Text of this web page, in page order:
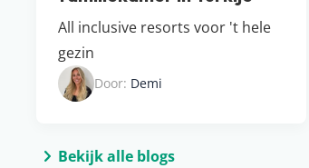
All inclusive resorts voor 't hele
gezin
Door: Demi
Bekijk alle blogs